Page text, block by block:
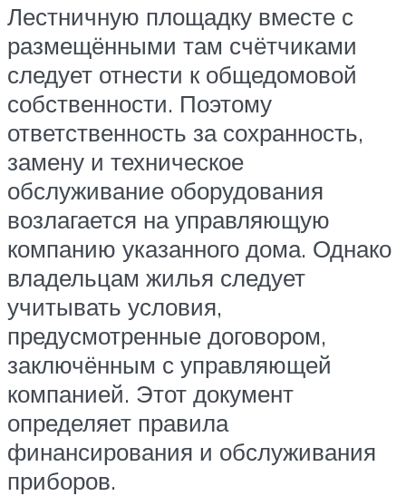
Лестничную площадку вместе с
размещёнными там счётчиками
следует отнести к общедомовой
собственности. Поэтому
ответственность за сохранность,
замену и техническое
обслуживание оборудования
возлагается на управляющую
компанию указанного дома. Однако
владельцам жилья следует
учитывать условия,
предусмотренные договором,
заключённым с управляющей
компанией. Этот документ
определяет правила
финансирования и обслуживания
приборов.